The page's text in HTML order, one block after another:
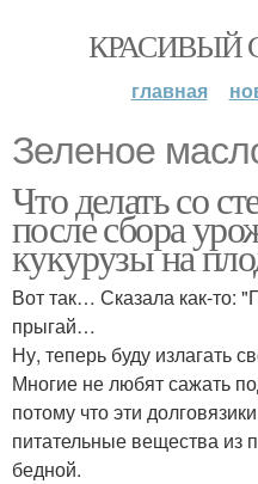
КРАСИВЫЙ
главная
Зеленое
Что делать со
после сбора
кукурузы на
Вот так… Сказала как-то:
прыгай…
Ну, теперь буду излагать
Многие не любят сажать
потому что эти
питательные вещества из
бедной.